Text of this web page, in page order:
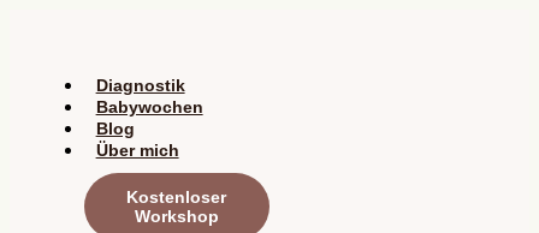
Diagnostik
Babywochen
Blog
Über mich
Kostenloser
Workshop